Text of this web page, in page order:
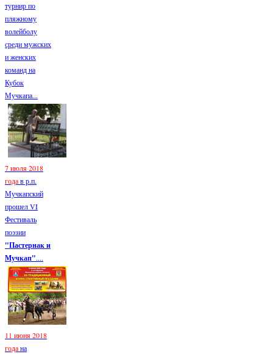
турнир по
пляжному
волейболу
среди мужских
и женских
команд на
Кубок
Мучкапа...
7 июля 2018
годав р.п.
Мучкапский
прошел VI
Фестиваль
поэзии
"Пастернак и
Мучкап"....
11 июня 2018
годана